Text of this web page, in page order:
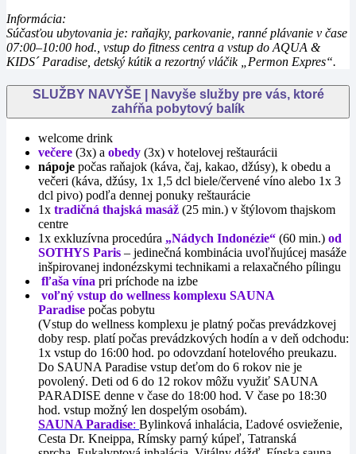
Informácia:
Súčasťou ubytovania je: raňajky, parkovanie, ranné plávanie v čase
07:00–10:00 hod., vstup do fitness centra a vstup do AQUA &
KIDS´ Paradise, detský kútik a rezortný vláčik „Permon Expres“.
SLUŽBY NAVYŠE | Navyše služby pre vás, ktoré
zahŕňa pobytový balík
welcome drink
večere (3x) a obedy (3x) v hotelovej reštaurácii
nápoje počas raňajok (káva, čaj, kakao, džúsy), k obedu a
večeri (káva, džúsy, 1x 1,5 dcl biele/červené víno alebo 1x 3
dcl pivo) podľa dennej ponuky reštaurácie
1x tradičná thajská masáž (25 min.) v štýlovom thajskom
centre
1x exkluzívna procedúra „Nádych Indonézie“ (60 min.) od
SOTHYS Paris – jedinečná kombinácia uvoľňujúcej masáže
inšpirovanej indonézskymi technikami a relaxačného pílingu
fľaša vína pri príchode na izbe
voľný vstup do wellness komplexu SAUNA
Paradise počas pobytu
(Vstup do wellness komplexu je platný počas prevádzkovej
doby resp. platí počas prevádzkových hodín a v deň odchodu:
1x vstup do 16:00 hod. po odovzdaní hotelového preukazu.
Do SAUNA Paradise vstup deťom do 6 rokov nie je
povolený. Deti od 6 do 12 rokov môžu využiť SAUNA
PARADISE denne v čase do 18:00 hod. V čase po 18:30
hod. vstup možný len dospelým osobám).
SAUNA Paradise: Bylinková inhalácia, Ľadové osvieženie,
Cesta Dr. Kneippa, Rímsky parný kúpeľ, Tatranská